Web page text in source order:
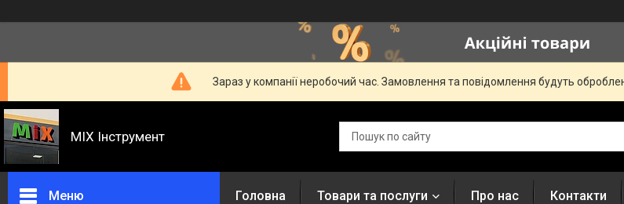
Зараз у компанії неробочий час. Замовлення та повідомлення будуть
MIX Інструмент
Меню Головна Товари та послуги Про нас Контакти